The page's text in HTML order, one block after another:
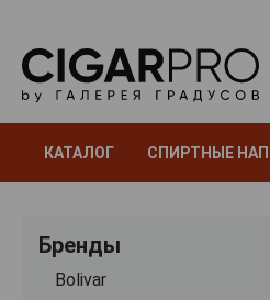
КАТАЛОГ СПИРТНЫЕ
Бренды
Bolivar